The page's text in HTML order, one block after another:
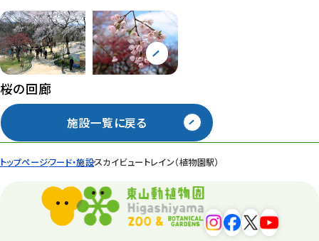
トップページフード・施設スカイビュートレイン（植物園駅）
桜の回廊
施設一覧に戻る